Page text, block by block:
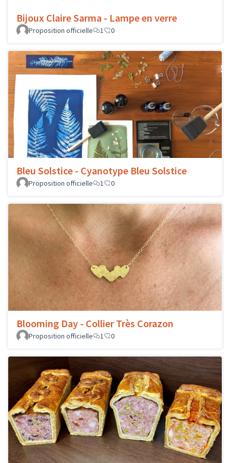
Bijoux Claire Sarma - Lampe en verre
Proposition officielle 1 0
Bleu Solstice - Cyanotype Bleu Solstice
Proposition officielle 1 0
Blooming Day - Collier Très Corazon
Proposition officielle 1 0